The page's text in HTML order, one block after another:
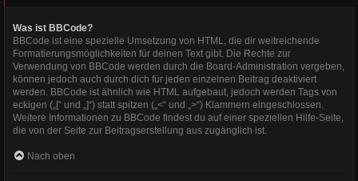
Was ist BBCode?
BBCode ist eine spezielle Umsetzung von HTML, die dir weitreichende
Formatierungsmöglichkeiten für deinen Text gibt. Die Rechte zur
Verwendung von BBCode werden durch die Board-Administration vergeben,
können jedoch auch durch dich für jeden einzelnen Beitrag deaktiviert
werden. BBCode ist ähnlich wie HTML aufgebaut, jedoch werden Tags von
eckigen („[“ und „]“) statt spitzen („<“ und „>“) Klammern eingeschlossen.
Weitere Informationen zu BBCode findest du auf einer speziellen Hilfe-Seite,
die von der Seite zur Beitragserstellung aus zugänglich ist.
Nach oben